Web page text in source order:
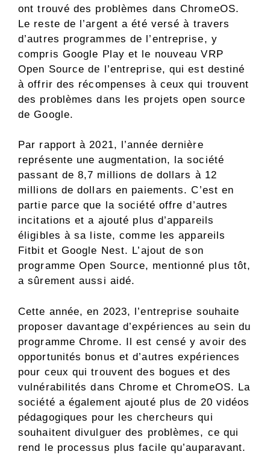
ont trouvé des problèmes dans ChromeOS.
Le reste de l’argent a été versé à travers
d’autres programmes de l’entreprise, y
compris Google Play et le nouveau VRP
Open Source de l’entreprise, qui est destiné
à offrir des récompenses à ceux qui trouvent
des problèmes dans les projets open source
de Google.
Par rapport à 2021, l’année dernière
représente une augmentation, la société
passant de 8,7 millions de dollars à 12
millions de dollars en paiements. C’est en
partie parce que la société offre d’autres
incitations et a ajouté plus d’appareils
éligibles à sa liste, comme les appareils
Fitbit et Google Nest. L’ajout de son
programme Open Source, mentionné plus tôt,
a sûrement aussi aidé.
Cette année, en 2023, l’entreprise souhaite
proposer davantage d’expériences au sein du
programme Chrome. Il est censé y avoir des
opportunités bonus et d’autres expériences
pour ceux qui trouvent des bogues et des
vulnérabilités dans Chrome et ChromeOS. La
société a également ajouté plus de 20 vidéos
pédagogiques pour les chercheurs qui
souhaitent divulguer des problèmes, ce qui
rend le processus plus facile qu’auparavant.